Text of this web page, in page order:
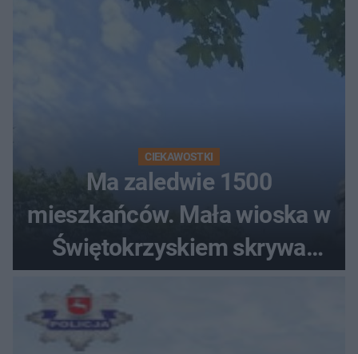
CIEKAWOSTKI
Ma zaledwie 1500
mieszkańców. Mała wioska w
Świętokrzyskiem skrywa
zabytki, bywał tu nawet król